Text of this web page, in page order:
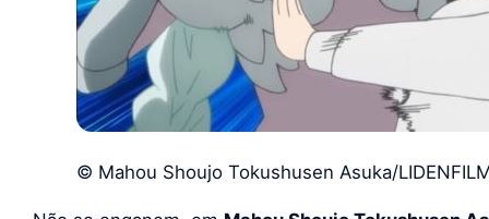
© Mahou Shoujo Tokushusen Asuka/